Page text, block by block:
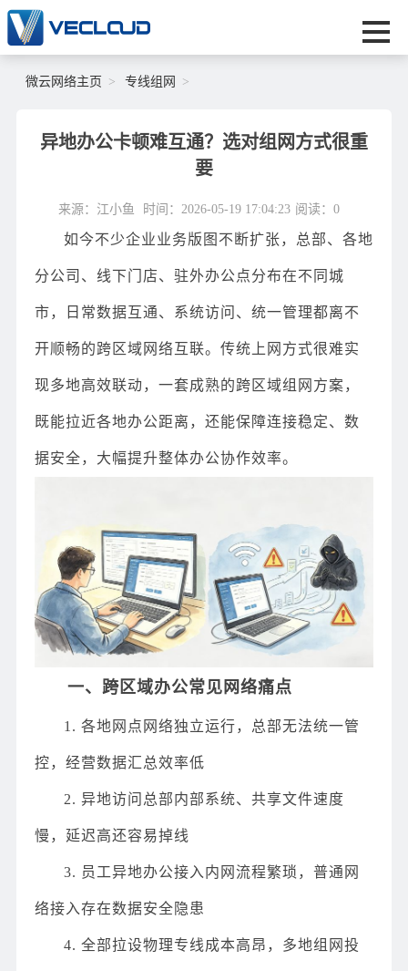
微云网络主页 专线组网
异地办公卡顿难互通？选对组网方式很重
要
来源：江小鱼 时间：2026-05-19 17:04:23 阅读：0
如今不少企业业务版图不断扩张，总部、各地
分公司、线下门店、驻外办公点分布在不同城
市，日常数据互通、系统访问、统一管理都离不
开顺畅的跨区域网络互联。传统上网方式很难实
现多地高效联动，一套成熟的跨区域组网方案，
既能拉近各地办公距离，还能保障连接稳定、数
据安全，大幅提升整体办公协作效率。
一、跨区域办公常见网络痛点
1. 各地网点网络独立运行，总部无法统一管
控，经营数据汇总效率低
2. 异地访问总部内部系统、共享文件速度
慢，延迟高还容易掉线
3. 员工异地办公接入内网流程繁琐，普通网
络接入存在数据安全隐患
4. 全部拉设物理专线成本高昂，多地组网投